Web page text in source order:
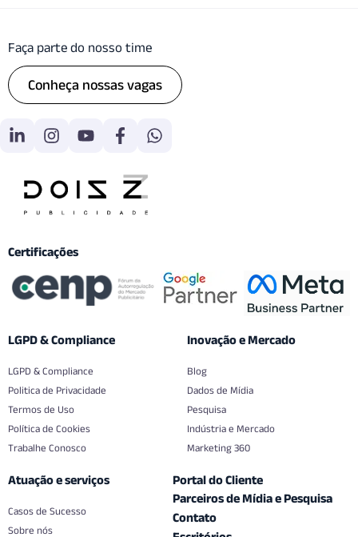
Faça parte do nosso time
Conheça nossas vagas
Certificações
LGPD & Compliance
LGPD & Compliance
Politica de Privacidade
Termos de Uso
Política de Cookies
Trabalhe Conosco
Inovação e Mercado
Blog
Dados de Mídia
Pesquisa
Indústria e Mercado
Marketing 360
Atuação e serviços
Casos de Sucesso
Sobre nós
Portal do Cliente
Parceiros de Mídia e Pesquisa
Contato